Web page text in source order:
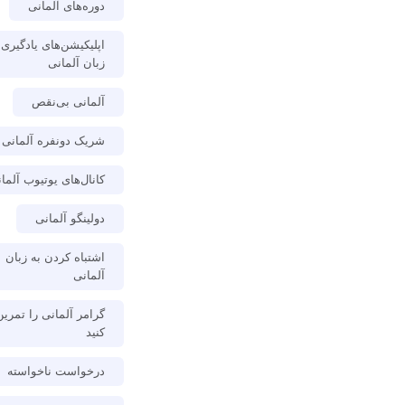
دوره‌های آلمانی
اپلیکیشن‌های یادگیری
زبان آلمانی
آلمانی بی‌نقص
شریک دونفره آلمانی
کانال‌های یوتیوب
دولینگو آلمانی
اشتباه کردن به زبان
آلمانی
گرامر آلمانی را
کنید
درخواست ناخواسته